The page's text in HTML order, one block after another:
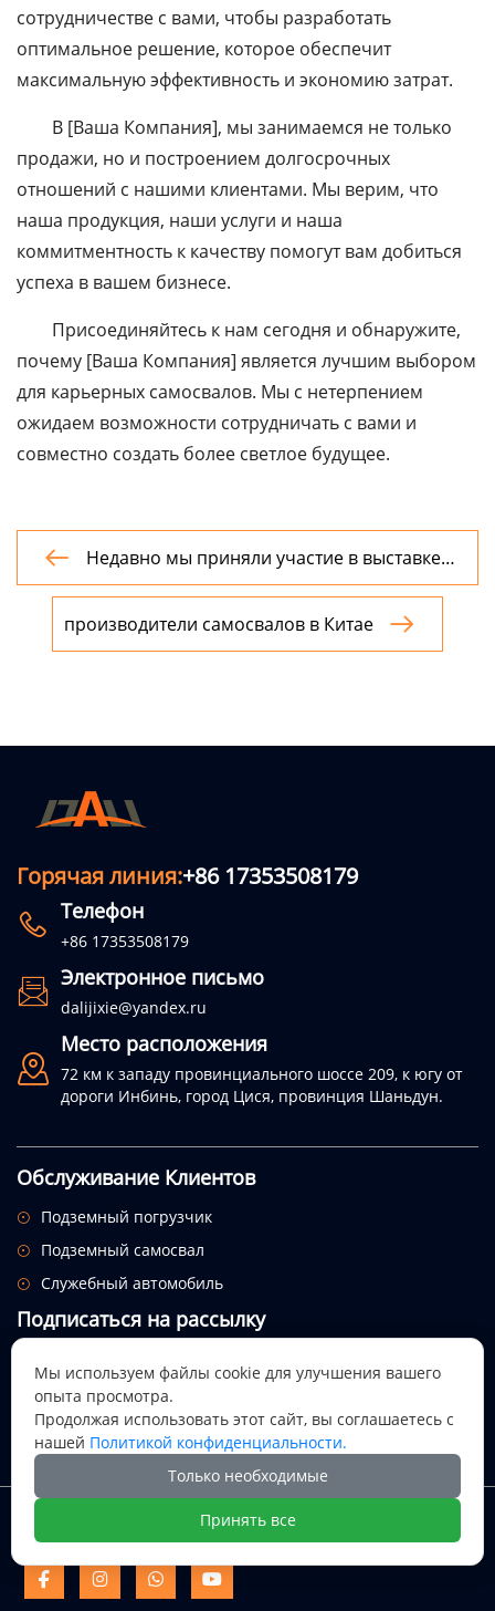
сотрудничестве с вами, чтобы разработать
оптимальное решение, которое обеспечит
максимальную эффективность и экономию затрат.
В [Ваша Компания], мы занимаемся не только
продажи, но и построением долгосрочных
отношений с нашими клиентами. Мы верим, что
наша продукция, наши услуги и наша
коммитментность к качеству помогут вам добиться
успеха в вашем бизнесе.
Присоединяйтесь к нам сегодня и обнаружите,
почему [Ваша Компания] является лучшим выбором
для карьерных самосвалов. Мы с нетерпением
ожидаем возможности сотрудничать с вами и
совместно создать более светлое будущее.

Недавно мы приняли участие в выставке
строительной техники в Шанхае
производители самосвалов в Китае

Горячая линия:+86 17353508179
 Телефон
+86 17353508179
 Электронное письмо
dalijixie@yandex.ru

Место расположения
72 км к западу провинциального шоссе 209, к югу от
дороги Инбинь, город Цися, провинция Шаньдун.
Обслуживание Клиентов
 Подземный погрузчик
 Подземный самосвал
 Служебный автомобиль
Подписаться на рассылку

Авторское право @ Цися Дали Майнинг Машинери ООО
Цися Дали Майнинг Машинери
   
Мы используем файлы cookie для улучшения вашего
опыта просмотра.
Продолжая использовать этот сайт, вы соглашаетесь с
нашей Политикой конфиденциальности.
Только необходимые
Принять все